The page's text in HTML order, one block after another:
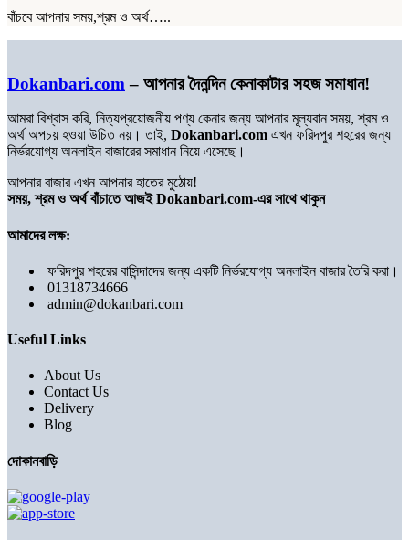
বাঁচবে আপনার সময়,শ্রম ও অর্থ…..
Dokanbari.com – আপনার দৈনন্দিন কেনাকাটার সহজ সমাধান!
আমরা বিশ্বাস করি, নিত্যপ্রয়োজনীয় পণ্য কেনার জন্য আপনার মূল্যবান সময়, শ্রম ও
অর্থ অপচয় হওয়া উচিত নয়। তাই, Dokanbari.com এখন ফরিদপুর শহরের জন্য
নির্ভরযোগ্য অনলাইন বাজারের সমাধান নিয়ে এসেছে।
আপনার বাজার এখন আপনার হাতের মুঠোয়!
সময়, শ্রম ও অর্থ বাঁচাতে আজই Dokanbari.com-এর সাথে থাকুন
আমাদের লক্ষ:
ফরিদপুর শহরের বাসিন্দাদের জন্য একটি নির্ভরযোগ্য অনলাইন বাজার তৈরি করা।
01318734666
admin@dokanbari.com
Useful Links
About Us
Contact Us
Delivery
Blog
দোকানবাড়ি